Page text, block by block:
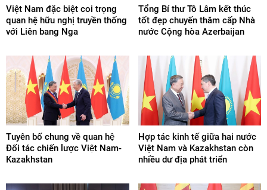
Việt Nam đặc biệt coi trọng
quan hệ hữu nghị truyền thống
với Liên bang Nga
Tổng Bí thư Tô Lâm kết thúc
tốt đẹp chuyến thăm cấp Nhà
nước Cộng hòa Azerbaijan
Tuyên bố chung về quan hệ
Đối tác chiến lược Việt Nam-
Kazakhstan
Hợp tác kinh tế giữa hai nước
Việt Nam và Kazakhstan còn
nhiều dư địa phát triển